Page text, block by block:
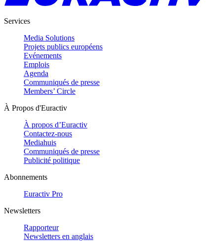
Services
Media Solutions
Projets publics européens
Evénements
Emplois
Agenda
Communiqués de presse
Members’ Circle
À Propos d'Euractiv
À propos d’Euractiv
Contactez-nous
Mediahuis
Communiqués de presse
Publicité politique
Abonnements
Euractiv Pro
Newsletters
Rapporteur
Newsletters en anglais